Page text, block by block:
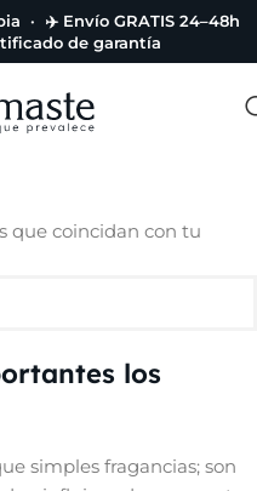
· ✈️ Envío GRATIS 24–48h
de garantía
que coincidan con tu
los
simples fragancias; son